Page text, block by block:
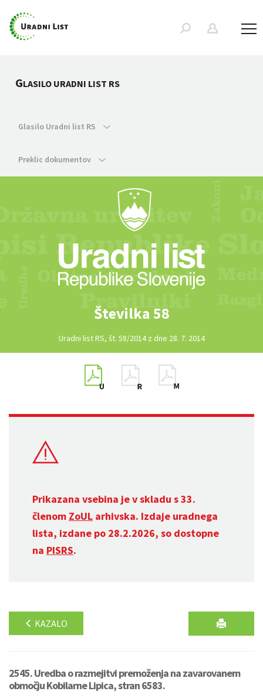
GLASILO URADNI LIST RS
Glasilo Uradni list RS
Preklic dokumentov
Številka 58
Uradni list RS, št. 58/2014 z dne 28. 7. 2014
Prikazana vsebina je v skladu s 33.
členom ZoUL arhivska. Izdaje uradnega
lista, izdane po 28.2.2026, so dostopne
na PISRS.
KAZALO
2545. Uredba o razmejitvi premoženja na zavarovanem
območju Kobilarne Lipica, stran 6583.